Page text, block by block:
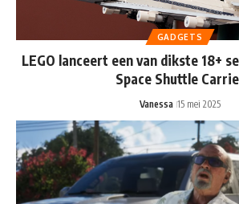
GADGETS
LEGO lanceert een van dikste 18+
Space Shuttle
Vanessa 15 mei 2025